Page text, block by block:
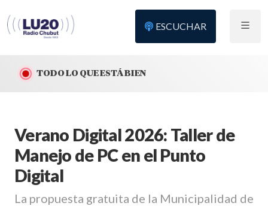
ESCUCHAR
TODO LO QUE ESTÁ BIEN
Verano Digital 2026: Taller de
Manejo de PC en el Punto
Digital
La propuesta gratuita de la Municipalidad de